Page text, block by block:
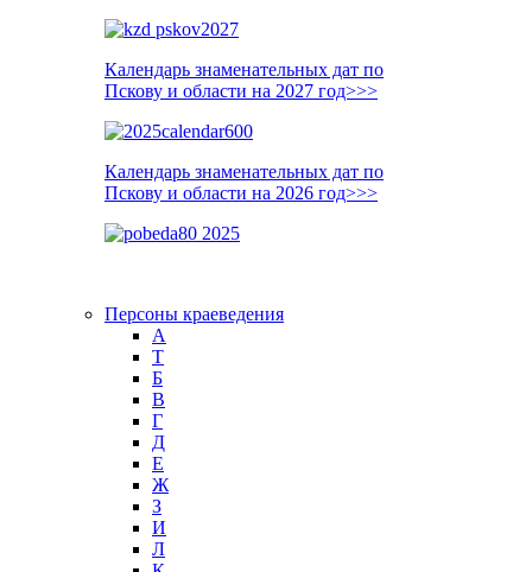
Календарь знаменательных дат по
Пскову и области на 2027 год>>>
Календарь знаменательных дат по
Пскову и области на 2026 год>>>
Персоны краеведения
А
T
Б
В
Г
Д
Е
Ж
З
И
Л